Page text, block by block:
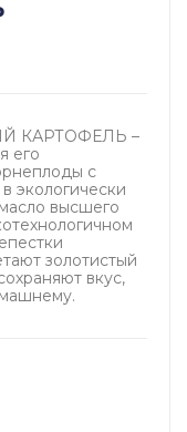
КАРТОФЕЛЬ –
его
с
экологически
высшего
золотистый
вкус,